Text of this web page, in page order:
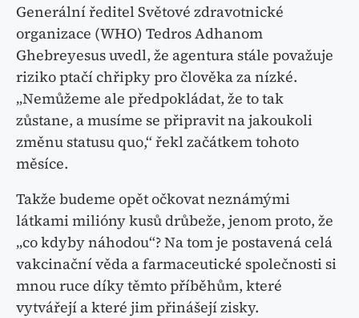
Generální ředitel Světové zdravotnické
organizace (WHO) Tedros Adhanom
Ghebreyesus uvedl, že agentura stále považuje
riziko ptačí chřipky pro člověka za nízké.
„Nemůžeme ale předpokládat, že to tak
zůstane, a musíme se připravit na jakoukoli
změnu statusu quo,“ řekl začátkem tohoto
měsíce.
Takže budeme opět očkovat neznámými
látkami milióny kusů drůbeže, jenom proto, že
„co kdyby náhodou“? Na tom je postavená celá
vakcinační věda a farmaceutické společnosti si
mnou ruce díky těmto příběhům, které
vytvářejí a které jim přinášejí zisky.